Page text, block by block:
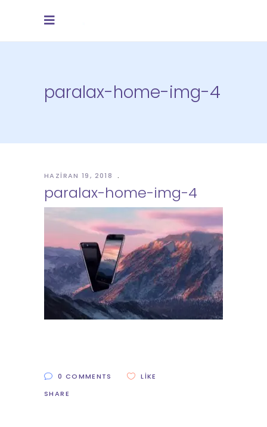
paralax-home-img-4
HAZIRAN 19, 2018
paralax-home-img-4
0 COMMENTS
LIKE
SHARE